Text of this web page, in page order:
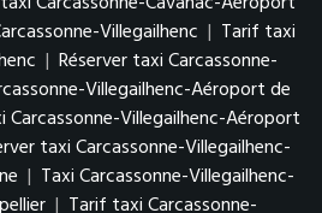
Villegailhenc | Tarif taxi
| Réserver taxi Carcassonne-
Villegailhenc-Aéroport de
Carcassonne-Villegailhenc-Aéroport
taxi Carcassonne-Villegailhenc-
| Taxi Carcassonne-Villegailhenc-
| Tarif taxi Carcassonne-